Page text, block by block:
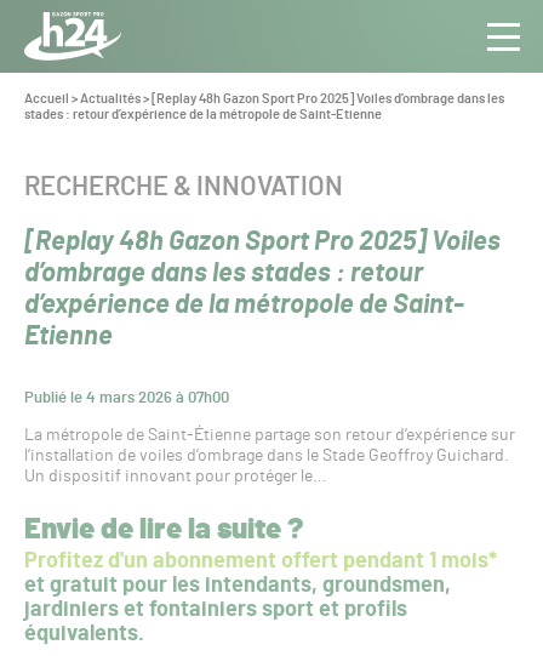
Panneau de gestion des cookies
Aller au contenu
Toute
l’info
du Gazon
Vous
êtes
Accueil >Actualités>
[Replay 48h Gazon Sport Pro 2025] Voiles d’ombrage dans les
stades : retour d’expérience de la métropole de Saint-Etienne
[Replay 48h Gazon Sport Pro 2025] Voiles
d’ombrage dans les stades : retour
d’expérience de la métropole de Saint-
Etienne
Publié le 4 mars 2026 à 07h00
CATÉGORIE :
RECHERCHE & INNOVATION
La métropole de Saint-Étienne partage son retour d’expérience sur
l’installation de voiles d’ombrage dans le Stade Geoffroy Guichard.
Un dispositif innovant pour protéger le…
Envie de lire la suite ?
Profitez d'un abonnement offert pendant 1 mois*
et gratuit pour les intendants, groundsmen,
jardiniers et fontainiers sport et profils
équivalents.